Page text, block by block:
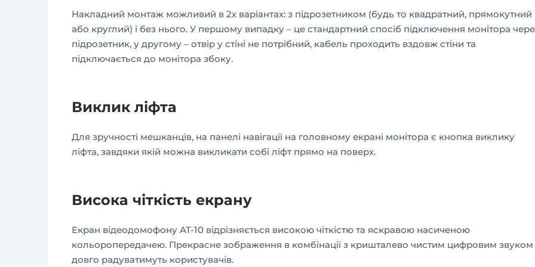
Накладний монтаж можливий в 2х варіантах: з підрозетником (будь то квадратний, прямокутний
або круглий) і без нього. У першому випадку – це стандартний спосіб підключення монітора
підрозетник, у другому – отвір у стіні не потрібний, кабель проходить вздовж стіни та
підключається до монітора збоку.
Виклик ліфта
Для зручності мешканців, на панелі навігації на головному екрані монітора є кнопка виклику
ліфта, завдяки якій можна викликати собі ліфт прямо на поверх.
Висока чіткість екрану
Екран відеодомофону AT-10 відрізняється високою чіткістю та яскравою насиченою
кольоропередачею. Прекрасне зображення в комбінації з кришталево чистим цифровим звуком
довго радуватимуть користувачів.